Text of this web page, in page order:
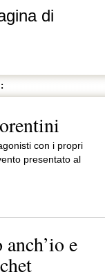
di
con i propri
presentato al
e